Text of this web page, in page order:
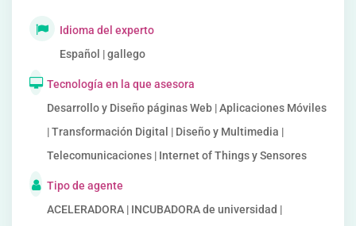
Idioma del experto
Español | gallego
Tecnología en la que asesora
Desarrollo y Diseño páginas Web | Aplicaciones Móviles
| Transformación Digital | Diseño y Multimedia |
Telecomunicaciones | Internet of Things y Sensores
Tipo de agente
ACELERADORA | INCUBADORA de universidad |